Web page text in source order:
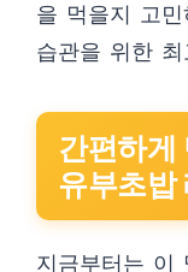
을 먹을지 고
습관을 위한
간편하게
유부초밥
지금부터는 이